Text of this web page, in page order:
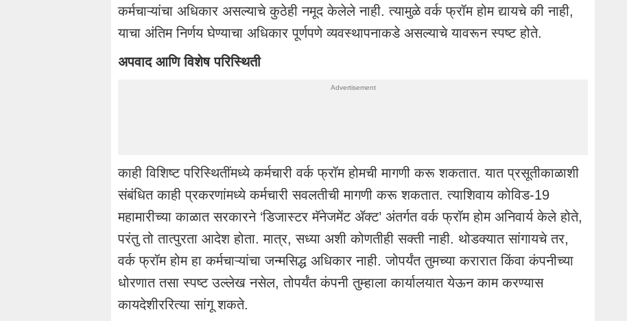
कर्मचाऱ्यांचा अधिकार असल्याचे कुठेही नमूद केलेले नाही. त्यामुळे वर्क फ्रॉम होम द्यायचे की नाही,
याचा अंतिम निर्णय घेण्याचा अधिकार पूर्णपणे व्यवस्थापनाकडे असल्याचे यावरून स्पष्ट होते.
अपवाद आणि विशेष परिस्थिती
काही विशिष्ट परिस्थितींमध्ये कर्मचारी वर्क फ्रॉम होमची मागणी करू शकतात. यात प्रसूतीकाळाशी
संबंधित काही प्रकरणांमध्ये कर्मचारी सवलतीची मागणी करू शकतात. त्याशिवाय कोविड-19
महामारीच्या काळात सरकारने ‘डिजास्टर मॅनेजमेंट ॲक्ट’ अंतर्गत वर्क फ्रॉम होम अनिवार्य केले होते,
परंतु तो तात्पुरता आदेश होता. मात्र, सध्या अशी कोणतीही सक्ती नाही. थोडक्यात सांगायचे तर,
वर्क फ्रॉम होम हा कर्मचाऱ्यांचा जन्मसिद्ध अधिकार नाही. जोपर्यंत तुमच्या करारात किंवा कंपनीच्या
धोरणात तसा स्पष्ट उल्लेख नसेल, तोपर्यंत कंपनी तुम्हाला कार्यालयात येऊन काम करण्यास
कायदेशीररित्या सांगू शकते.